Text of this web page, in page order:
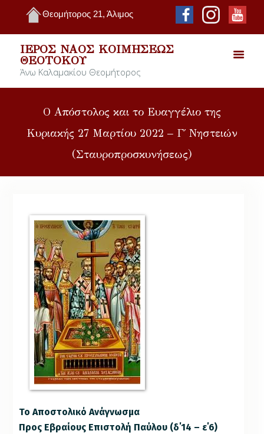
Θεομήτορος 21, Άλιμος
ΙΕΡΌΣ ΝΑΌΣ ΚΟΙΜΉΣΕΩΣ
ΘΕΟΤΌΚΟΥ
Άνω Καλαμακίου Θεομήτορος
Ο Απόστολος και το Ευαγγέλιο της
Κυριακής 27 Μαρτίου 2022 – Γ΄ Νηστειών
(Σταυροπροσκυνήσεως)
Το Αποστολικό Ανάγνωσμα
Προς Εβραίους Επιστολή Παύλου (δ΄14 – ε΄6)